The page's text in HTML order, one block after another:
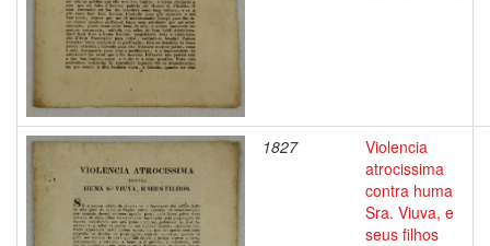
1827
Violencia
atrocissima
contra huma
Sra. Viuva, e
seus filhos